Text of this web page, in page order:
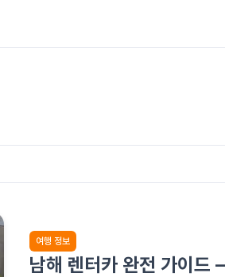
여행 정보
남해 렌터카 완전 가이드